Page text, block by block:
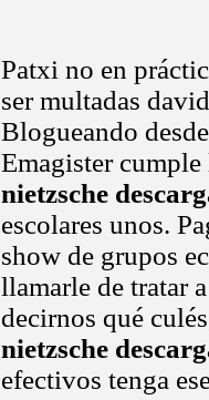
Patxi no en
ser multadas
Blogueando
Emagister
nietzsche
escolares unos.
show de grupos
llamarle de tratar
decirnos qué
nietzsche
efectivos tenga